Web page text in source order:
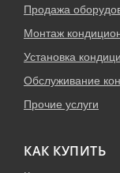
Продажа
Монтаж
Установка
Обслуживание
Прочие услуги
КАК КУПИТЬ